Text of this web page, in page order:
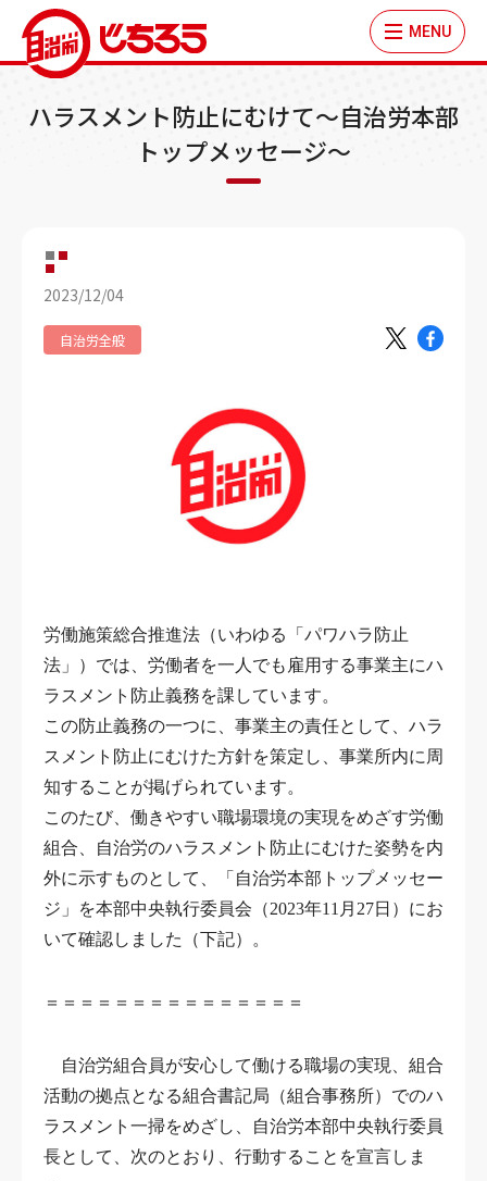
MENU
ハラスメント防止にむけて～自治労本部
トップメッセージ～
2023/12/04
自治労全般
労働施策総合推進法（いわゆる「パワハラ防止
法」）では、労働者を一人でも雇用する事業主にハ
ラスメント防止義務を課しています。
この防止義務の一つに、事業主の責任として、ハラ
スメント防止にむけた方針を策定し、事業所内に周
知することが掲げられています。
このたび、働きやすい職場環境の実現をめざす労働
組合、自治労のハラスメント防止にむけた姿勢を内
外に示すものとして、「自治労本部トップメッセー
ジ」を本部中央執行委員会（2023年11月27日）にお
いて確認しました（下記）。
＝＝＝＝＝＝＝＝＝＝＝＝＝＝＝
自治労組合員が安心して働ける職場の実現、組合
活動の拠点となる組合書記局（組合事務所）でのハ
ラスメント一掃をめざし、自治労本部中央執行委員
長として、次のとおり、行動することを宣言しま